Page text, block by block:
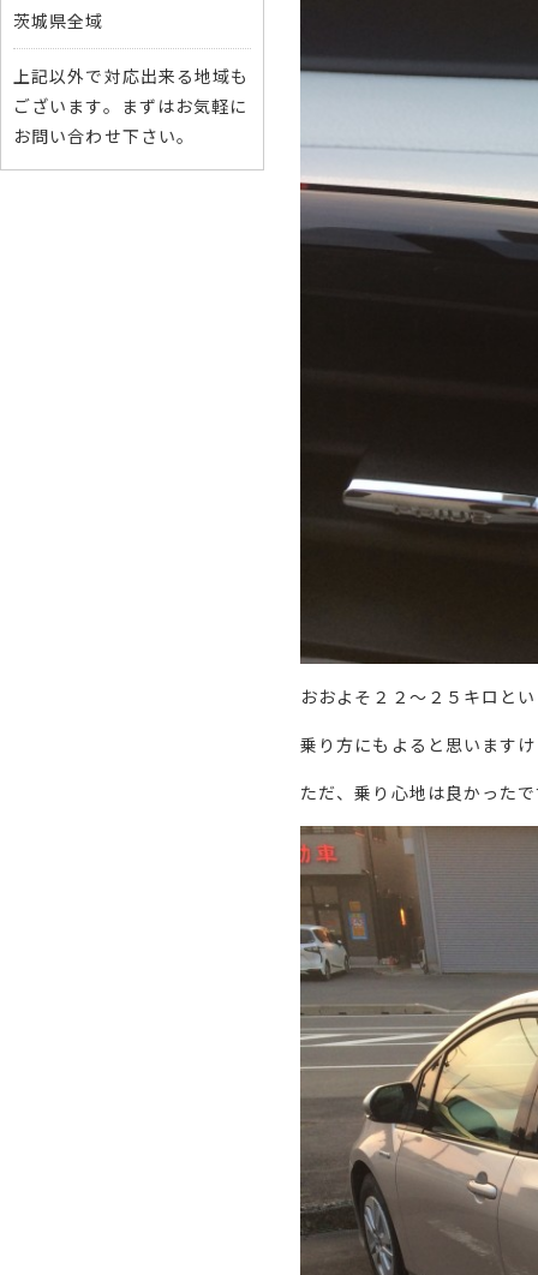
おおよそ２２〜２５キロと
乗り方にもよると思います
ただ、乗り心地は良かった
茨城県全域
上記以外で対応出来る地域も
ございます。まずはお気軽に
お問い合わせ下さい。